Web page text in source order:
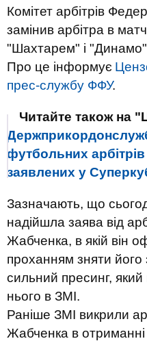
Комітет арбітрів
замінив арбітра в
"Шахтарем" і
Про це інформує
прес-службу ФФУ.
Читайте також на
футбольних
заявлених у
Зазначають, що
надійшла заява від
Жабченка, в якій він
проханням зняти
сильний пресинг, який
нього в ЗМІ.
Раніше ЗМІ викрили
Жабченка в отриманні